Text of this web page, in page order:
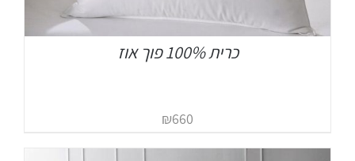
כרית 100% פוך אוז
₪660